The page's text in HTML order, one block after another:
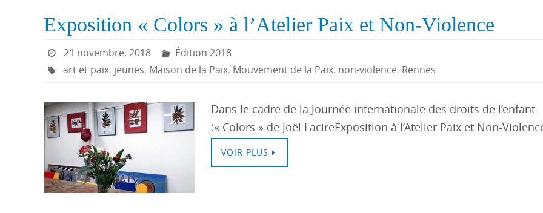
Exposition « Colors » à l’Atelier Paix et Non-Violence
21 novembre, 2018
Édition 2018
art et paix, jeunes, Maison de la Paix, Mouvement de la Paix, non-violence, Rennes
Dans le cadre de la Journée internationale des droits de l’enfant
:« Colors » de Joël LacireExposition à l’Atelier Paix et Non-
VOIR PLUS